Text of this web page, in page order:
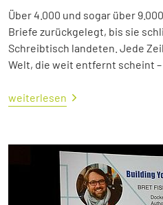
Über 4.000 und sogar über
Briefe zurückgelegt, bis sie
Schreibtisch landeten. Jede
Welt, die weit entfernt scheint –
weiterlesen